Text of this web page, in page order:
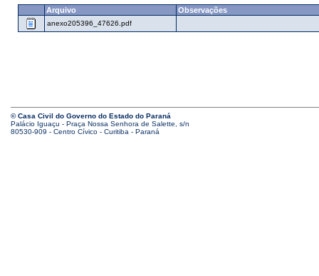
Arquivo Observações
anexo205396_47626.pdf
© Casa Civil do Governo do Estado do Paraná
Palácio Iguaçu - Praça Nossa Senhora de Salette, s/n
80530-909 - Centro Cívico - Curitiba - Paraná